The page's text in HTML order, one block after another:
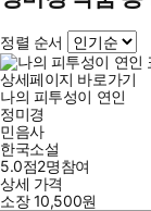
정렬 순서
상세페이지 바로가기
나의 피투성이 연인
정미경
민음사
한국소설
5.0점2명참여
상세 가격
소장10,500원